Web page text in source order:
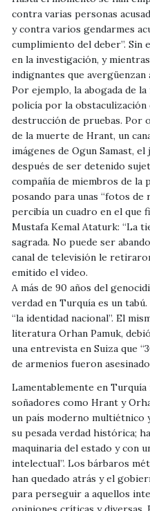
contra varias personas
y contra varios gendarmes
cumplimiento del deber”. Sin
en la investigación, y
indignantes que avergüenzan
Por ejemplo, la abogada de
policía por la obstaculización
destrucción de pruebas. Por
de la muerte de Hrant, un
imágenes de Ogun Samast,
después de ser detenido
compañía de miembros de la
posando para unas “fotos de
percibía un cuadro en el que
Mustafa Kemal Ataturk: “La
sagrada. No puede ser
canal de televisión le
emitido el video.
A más de 90 años del
verdad en Turquía es un
“la identidad nacional”. El
literatura Orhan Pamuk,
una entrevista en Suiza que
de armenios fueron
Lamentablemente en Turquía
soñadores como Hrant y
un país moderno multiétnico
su pesada verdad histórica;
maquinaria del estado y con
intelectual”. Los bárbaros
han quedado atrás y el
para perseguir a aquellos